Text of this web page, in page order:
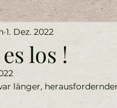
los !
1. Dez. 2022
länger,